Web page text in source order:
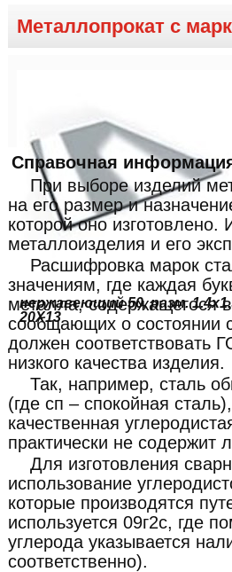
Металлопрокат с
нержавеющий 50, разм.
20Х13
Справочная
При выборе изделий
на его размер и
которой оно изготовлено.
металлоизделия и его
Расшифровка марок
значениям, где каждая
металла, содержащегося
сообщающих о состоянии
должен соответствовать
низкого качества изделия.
Так, например, сталь
(где сп – спокойная
качественная
практически не содержит
Для изготовления
использование
которые производятся
используется 09г2с, где
углерода указывается
соответственно).